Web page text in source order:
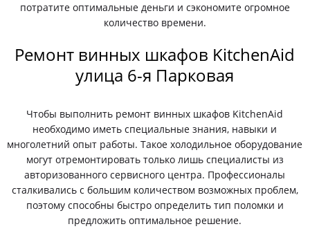
потратите оптимальные деньги и сэкономите огромное
количество времени.
Ремонт винных шкафов KitchenAid
улица 6-я Парковая
Чтобы выполнить ремонт винных шкафов KitchenAid
необходимо иметь специальные знания, навыки и
многолетний опыт работы. Такое холодильное оборудование
могут отремонтировать только лишь специалисты из
авторизованного сервисного центра. Профессионалы
сталкивались с большим количеством возможных проблем,
поэтому способны быстро определить тип поломки и
предложить оптимальное решение.